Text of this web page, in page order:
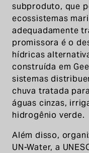
subproduto, que
ecossistemas
adequadamente
promissora é o
hídricas
construída em
sistemas
chuva tratada
águas cinzas,
hidrogênio verde.
Além disso,
UN-Water, a